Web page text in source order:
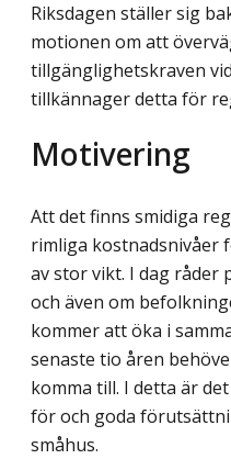
Riksdagen ställer sig
motionen om att
tillgänglighetskraven
tillkännager detta för
Motivering
Att det finns smidiga
rimliga kostnadsnivåer
av stor vikt. I dag råder
och även om
kommer att öka i
senaste tio åren
komma till. I detta är
för och goda
småhus.